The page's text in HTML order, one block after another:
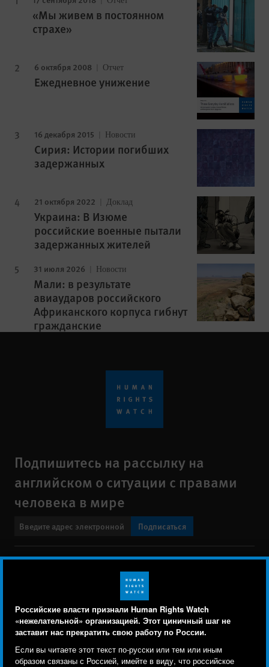
Российские власти признали Human Rights Watch
«нежелательной» организацией. Этот циничный шаг не
заставит нас прекратить свою работу по России.
Если вы читаете этот текст по-русски или тем или иным
образом связаны с Россией, имейте в виду, что российское
«Мы живем в постоянном
страхе»
6 октября 2008 Отчет
Ежедневное унижение
16 декабря 2015 Новости
Сирия: Истории погибших
задержанных
21 октября 2022 Доклад
Украина: В Изюме
российские военные пытали
задержанных жителей
31 июля 2026 Новости
Мали: в результате
авиаударов российского
Африканского корпуса гибнут
гражданские
Подпишитесь на рассылку на
английском о ситуации с правами
человека в мире
Подписаться
Свяжитесь с нами
menu
Заявление о политике конфиденциальности
Карта сайта
Text Version
© 2026 Human Rights Watch
Human Rights Watch cookie preferences
Мы используем файлы cookie, технологии
отслеживания и сторонние аналитические